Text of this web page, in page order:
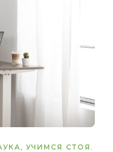
, УЧИМСЯ СТОЯ.